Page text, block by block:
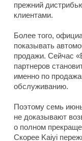
прежний
клиентами.
Более того,
показывать
продажи. Сейчас
партнеров
именно по
обслуживанию.
Поэтому семь
не доказывают
о полном
Скорее Kaiyi